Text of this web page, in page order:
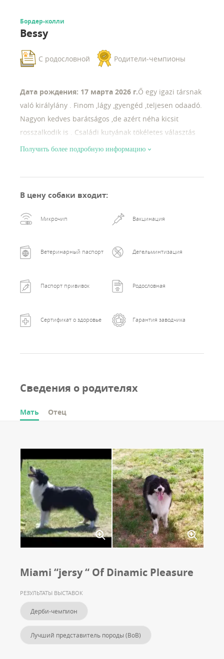
Бордер-колли
Bessy
С родословной Родители-чемпионы
Дата рождения: 17 марта 2026 г.Ő egy igazi társnak
való királylány . Finom ,lágy ,gyengéd ,teljesen odaadó.
Nagyon kedves barátságos ,de azért néha kicsit
rosszalkodik is . Családi kutyának tökéletes választás
Получить более подробную информацию
В цену собаки входит:
Микрочип Вакцинация
Ветеринарный паспорт Дегельминтизация
Паспорт прививок Родословная
Сертификат о здоровье Гарантия заводчика
Сведения о родителях
Мать Отец
Miami “jersy “ Of Dinamic Pleasure
РЕЗУЛЬТАТЫ ВЫСТАВОК
Дерби-чемпион
Лучший представитель породы (BoB)